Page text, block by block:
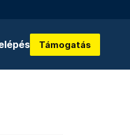
Támogatás